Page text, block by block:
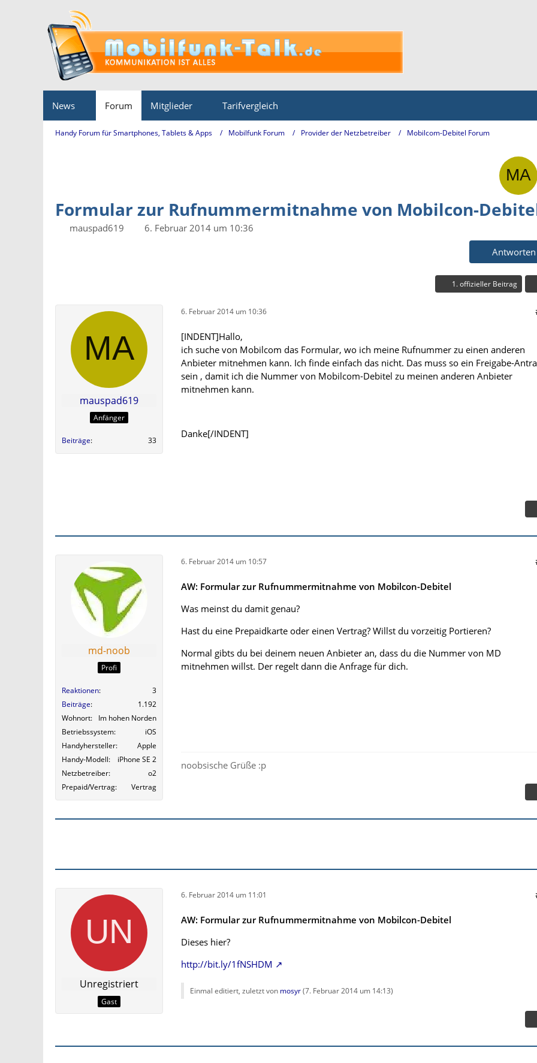
News Forum Mitglieder Tarifvergleich
Handy Forum für Smartphones, Tablets & Apps Mobilfunk Forum Provider der Netzbetreiber Mobilcom-Debitel Forum
Formular zur Rufnummermitnahme von Mobilcon-
mauspad619
6. Februar 2014 um 10:36
Antworten
1. offizieller Beitrag
mauspad619
Anfänger
Beiträge 33
6. Februar 2014 um 10:36
[INDENT]Hallo,
ich suche von Mobilcom das Formular, wo ich meine Rufnummer zu einen anderen
Anbieter mitnehmen kann. Ich finde einfach das nicht. Das muss so ein Freigabe-
sein , damit ich die Nummer von Mobilcom-Debitel zu meinen anderen Anbieter
mitnehmen kann.
Danke[/INDENT]
md-noob
Profi
Reaktionen
3
Beiträge
1.192
Wohnort
Im hohen Norden
Betriebssystem
iOS
Handyhersteller
Apple
Handy-Modell
iPhone SE 2
Netzbetreiber
o2
Prepaid/Vertrag
Vertrag
6. Februar 2014 um 10:57
AW: Formular zur Rufnummermitnahme von Mobilcon-Debitel
Was meinst du damit genau?
Hast du eine Prepaidkarte oder einen Vertrag? Willst du vorzeitig Portieren?
Normal gibts du bei deinem neuen Anbieter an, dass du die Nummer von MD
mitnehmen willst. Der regelt dann die Anfrage für dich.
noobsische Grüße :p
Unregistriert
Gast
6. Februar 2014 um 11:01
AW: Formular zur Rufnummermitnahme von Mobilcon-Debitel
Dieses hier?
http://bit.ly/1fNSHDM
Einmal editiert, zuletzt von mosyr(7. Februar 2014 um 14:13)